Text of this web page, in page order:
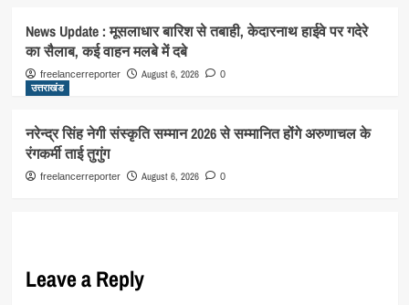
News Update : मूसलाधार बारिश से तबाही, केदारनाथ हाईवे पर गदेरे
का सैलाब, कई वाहन मलबे में दबे
freelancerreporter August 6, 2026 0
उत्तराखंड
नरेन्द्र सिंह नेगी संस्कृति सम्मान 2026 से सम्मानित होंगे अरुणाचल के
रंगकर्मी ताई तुगुंग
freelancerreporter August 6, 2026 0
Leave a Reply